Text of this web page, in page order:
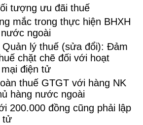
tượng ưu đãi thuế
mắc trong thực hiện BHXH
ngoài
lý thuế (sửa đổi): Đảm
chặt chẽ đối với hoạt
điện tử
thuế GTGT với hàng NK
hàng nước ngoài
200.000 đồng cũng phải lập
tử